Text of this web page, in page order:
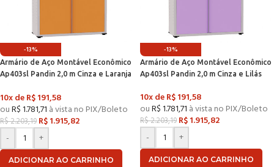
-13%
Armário de Aço Montável Econômico
Ap403sl Pandin 2,0 m Cinza e Laranja
10x deR$191,58
ouR$1.781,71 à vista no PIX/Boleto
R$2.203,19 R$1.915,82
-
+
ADICIONAR AO CARRINHO
-13%
Armário de Aço Montável Econômico
Ap403sl Pandin 2,0 m Cinza e Lilás
10x deR$191,58
ouR$1.781,71 à vista no PIX/Boleto
R$2.203,19 R$1.915,82
-
+
ADICIONAR AO CARRINHO